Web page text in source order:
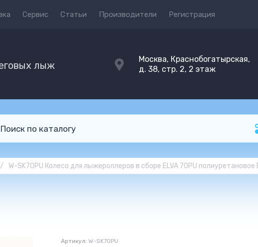
Сервис Статьи Производители Регистрация
лыж
Москва, Краснобогатырская,
д. 38, стр. 2, 2 этаж
/ W-SK70PU Колесо для лыжероллеров в сборе ELVA 70PU
Артикул: W-SK70PU